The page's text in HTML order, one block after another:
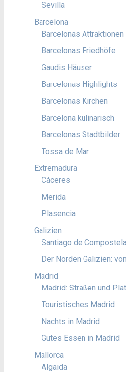
Sevilla
Barcelona
Barcelonas Attraktionen
Barcelonas Friedhöfe
Gaudis Häuser
Barcelonas Highlights
Barcelonas Kirchen
Barcelona kulinarisch
Barcelonas Stadtbilder
Tossa de Mar
Extremadura
Cáceres
Merida
Plasencia
Galizien
Santiago de Compostela
Der Norden Galizien:
Madrid
Madrid: Straßen und
Touristisches Madrid
Nachts in Madrid
Gutes Essen in Madrid
Mallorca
Algaida